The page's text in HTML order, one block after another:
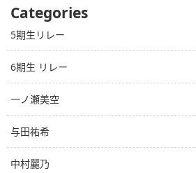
Categories
5期生リレー
6期生 リレー
一ノ瀬美空
与田祐希
中村麗乃